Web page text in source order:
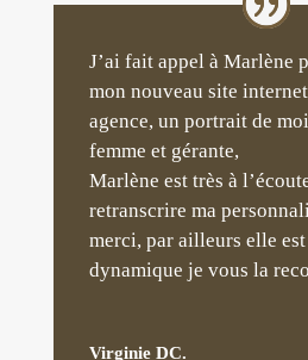
J’ai fait appel à Marlène
mon nouveau site
agence, un portrait de
femme et gérante,
Marlène est très à
retranscrire ma
merci, par ailleurs elle
dynamique je vous la
Virginie DC.